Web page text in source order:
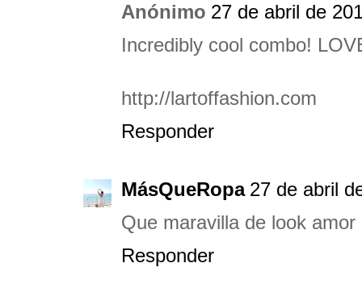
Anónimo 27 de abril de
Incredibly cool combo!
http://lartoffashion.com
Responder
MásQueRopa 27 de abril
Que maravilla de look amor
Responder